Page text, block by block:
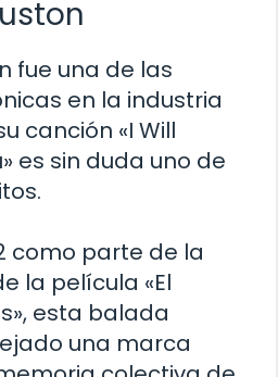
fue una de las
en la industria
canción «I Will
es sin duda uno de
como parte de la
la película «El
esta balada
una marca